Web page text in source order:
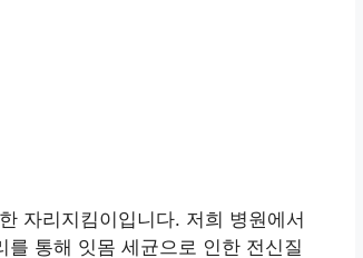
자리지킴이입니다. 저희 병원에서
통해 잇몸 세균으로 인한 전신질